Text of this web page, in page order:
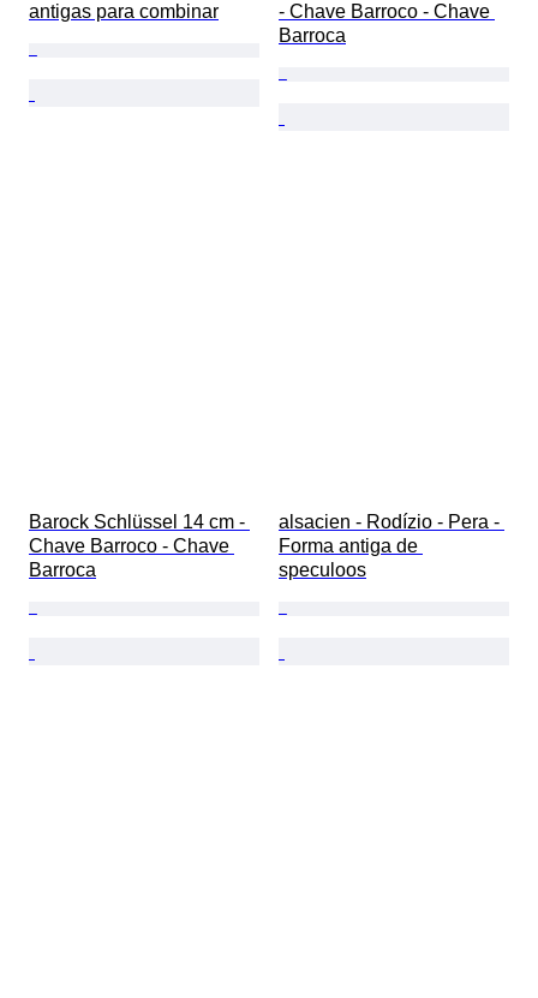
antigas para combinar
- Chave Barroco - Chave
Barroca
Barock Schlüssel 14 cm -
Chave Barroco - Chave
Barroca
alsacien - Rodízio - Pera -
Forma antiga de
speculoos